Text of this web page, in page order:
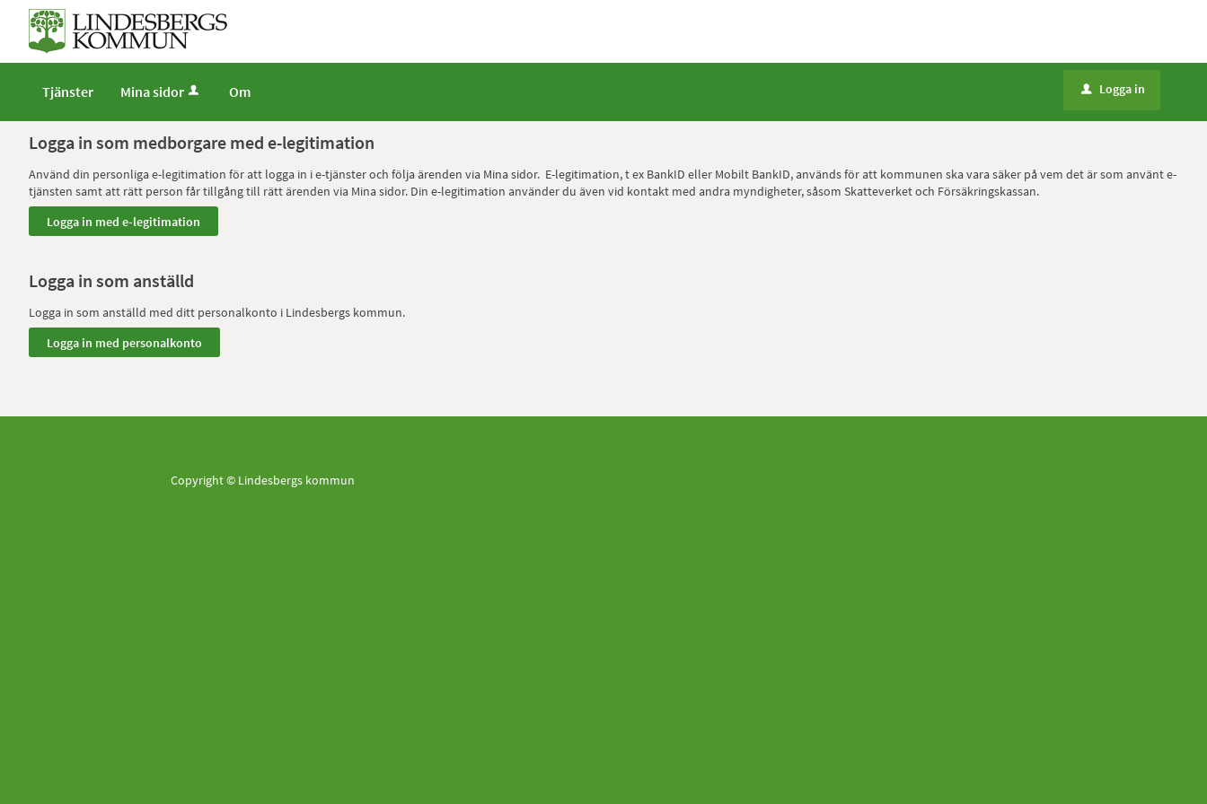
Tjänster Mina sidor Om u Logga in
Logga in som medborgare med e-legitimation
Använd din personliga e-legitimation för att logga in i e-tjänster och följa ärenden via Mina sidor. E-legitimation, t ex BankID eller Mobilt BankID, används för att kommunen ska vara säker på vem det är som använt e-
tjänsten samt att rätt person får tillgång till rätt ärenden via Mina sidor. Din e-legitimation använder du även vid kontakt med andra myndigheter, såsom Skatteverket och Försäkringskassan.
Logga in som anställd
Logga in som anställd med ditt personalkonto i Lindesbergs kommun.
Copyright © Lindesbergs kommun